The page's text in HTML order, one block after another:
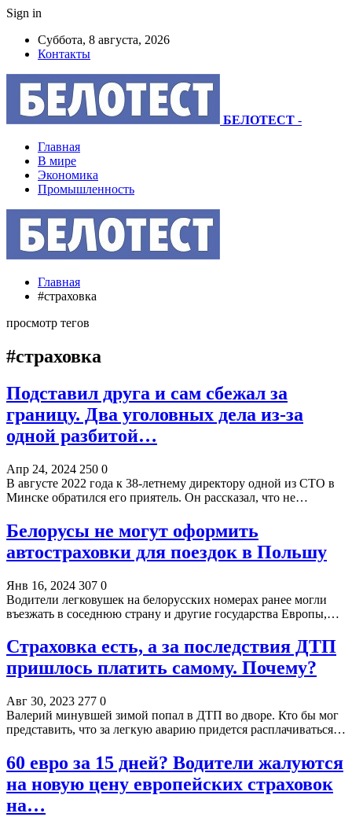
Sign in
Суббота, 8 августа, 2026
Контакты
БЕЛОТЕСТ -
Главная
В мире
Экономика
Промышленность
Главная
#страховка
просмотр тегов
#страховка
Подставил друга и сам сбежал за
границу. Два уголовных дела из-за
одной разбитой…
Апр 24, 2024 250 0
В августе 2022 года к 38-летнему директору одной из СТО в
Минске обратился его приятель. Он рассказал, что не…
Белорусы не могут оформить
автостраховки для поездок в Польшу
Янв 16, 2024 307 0
Водители легковушек на белорусских номерах ранее могли
въезжать в соседнюю страну и другие государства Европы,…
Страховка есть, а за последствия ДТП
пришлось платить самому. Почему?
Авг 30, 2023 277 0
Валерий минувшей зимой попал в ДТП во дворе. Кто бы мог
представить, что за легкую аварию придется расплачиваться…
60 евро за 15 дней? Водители жалуются
на новую цену европейских страховок
на…